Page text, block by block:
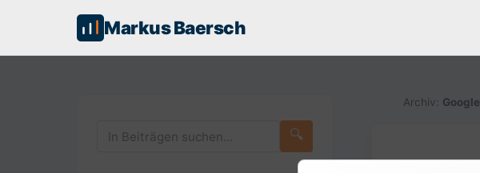
Markus Baersch
🔍
Archiv: Google
17.04.2021